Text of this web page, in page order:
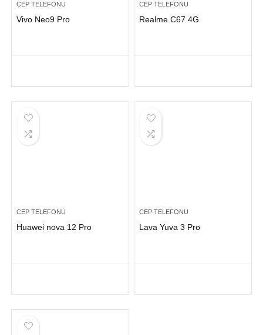
CEP TELEFONU
Vivo Neo9 Pro
CEP TELEFONU
Realme C67 4G
CEP TELEFONU
Huawei nova 12 Pro
CEP TELEFONU
Lava Yuva 3 Pro